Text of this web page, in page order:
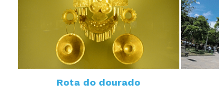
Rota do dourado